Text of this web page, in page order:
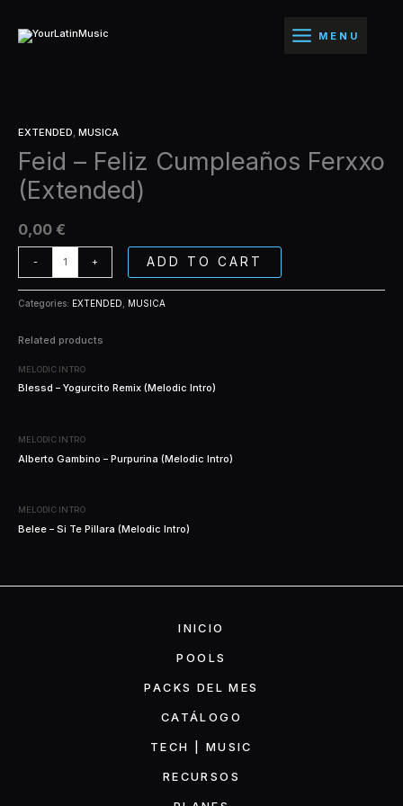
contenido
MENU
EXTENDED, MUSICA
Feid – Feliz Cumpleaños Ferxxo
(Extended)
0,00 €
-
-
Feliz
Cumpleaños
Ferxxo
quantity
+ ADD TO CART
Categories: EXTENDED MUSICA
Related products
MELODIC INTRO
Blessd – Yogurcito Remix (Melodic Intro)
MELODIC INTRO
Alberto Gambino – Purpurina (Melodic Intro)
MELODIC INTRO
Belee – Si Te Pillara (Melodic Intro)
INICIO
POOLS
PACKS DEL MES
CATÁLOGO
TECH | MUSIC
RECURSOS
Ferxxo
(Extended)